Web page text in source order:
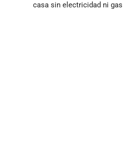
casa sin electricidad ni gas